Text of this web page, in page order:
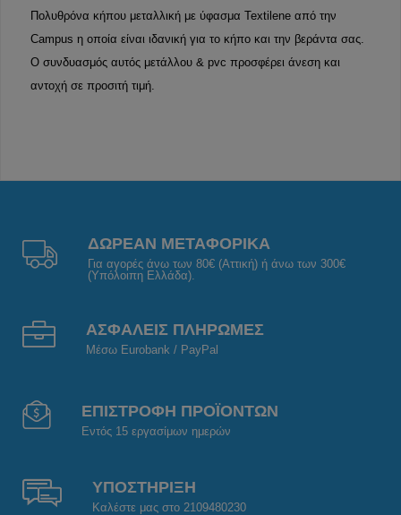
Πολυθρόνα κήπου μεταλλική με ύφασμα Textilene από την
Campus η οποία είναι ιδανική για το κήπο και την βεράντα σας.
Ο συνδυασμός αυτός μετάλλου & pvc προσφέρει άνεση και
αντοχή σε προσιτή τιμή.
ΔΩΡΕΑΝ ΜΕΤΑΦΟΡΙΚΑ
Για αγορές άνω των 80€ (Αττική) ή άνω των 300€
(Υπόλοιπη Ελλάδα).
ΑΣΦΑΛΕΙΣ ΠΛΗΡΩΜΕΣ
Μέσω Eurobank / PayPal
ΕΠΙΣΤΡΟΦΗ ΠΡΟΪΟΝΤΩΝ
Εντός 15 εργασίμων ημερών
ΥΠΟΣΤΗΡΙΞΗ
Καλέστε μας στο 2109480230